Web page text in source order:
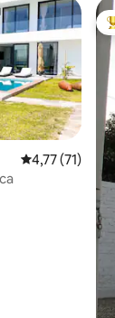
4,77 (71)